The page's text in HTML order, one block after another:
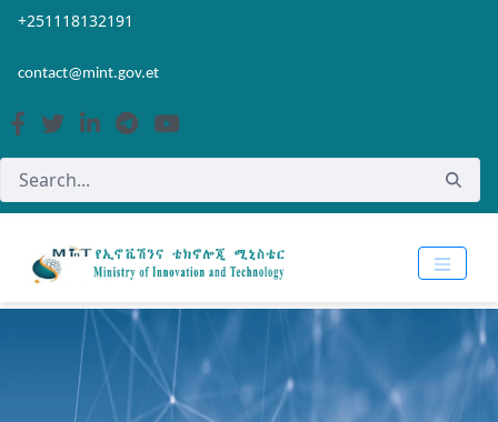
Skip to Main Content
Open Accessibility Menu
+251118132191
contact@mint.gov.et